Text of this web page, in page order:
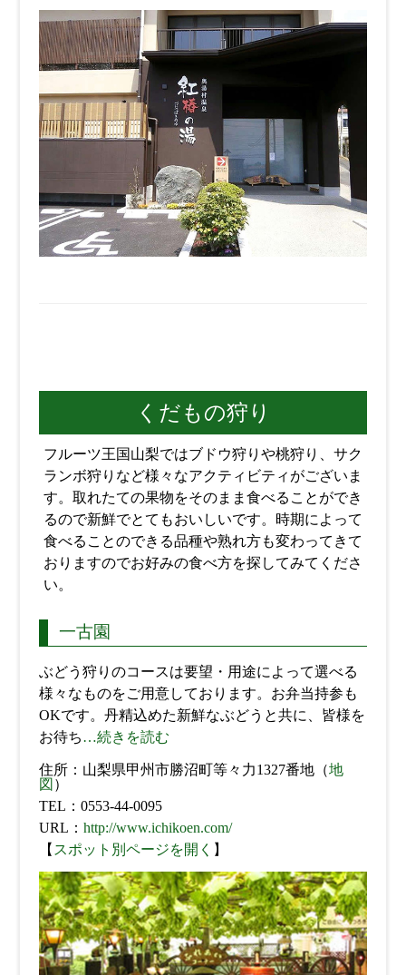
くだもの狩り
フルーツ王国山梨ではブドウ狩りや桃狩り、サク
ランボ狩りなど様々なアクティビティがございま
す。取れたての果物をそのまま食べることができ
るので新鮮でとてもおいしいです。時期によって
食べることのできる品種や熟れ方も変わってきて
おりますのでお好みの食べ方を探してみてくださ
い。
一古園
ぶどう狩りのコースは要望・用途によって選べる
様々なものをご用意しております。お弁当持参も
OKです。丹精込めた新鮮なぶどうと共に、皆様を
お待ち…続きを読む
住所：山梨県甲州市勝沼町等々力1327番地（地
図 ）
TEL：0553-44-0095
URL： http://www.ichikoen.com/
【 スポット別ページを開く 】